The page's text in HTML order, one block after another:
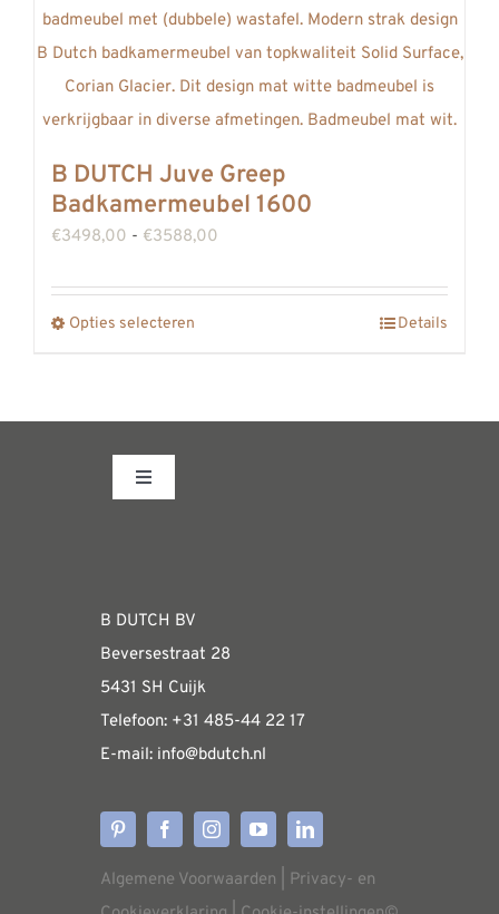
meerdere
variaties.
Deze
optie
gekozen
de
B DUTCH Juve Greep
Badkamermeubel 1600
€3498,00 - €3588,00
tot
Opties selecteren
meerdere
op
de
productpagina
Details
Toggle
WEBSHOP
Algemene informatie &
Verzendkosten
Levertijden
Aflevering
B DUTCH BV
Beversestraat 28
5431 SH Cuijk
Telefoon: +31 485-44 22 17
E-mail: info@bdutch.nl
Algemene Voorwaarden
Privacy- en